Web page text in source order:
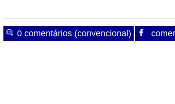
0 comentários (convencional)